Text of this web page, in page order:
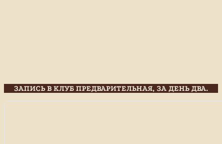
ЗАПИСЬ В КЛУБ ПРЕДВАРИТЕЛЬНАЯ, ЗА ДЕНЬ ДВА.